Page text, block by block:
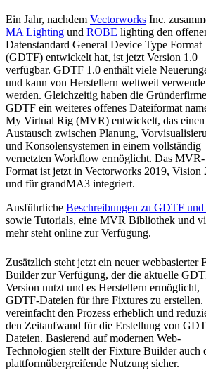
Ein Jahr, nachdem Vectorworks Inc.
MA Lighting und ROBE lighting den
Datenstandard General Device Type Format
(GDTF) entwickelt hat, ist jetzt Version 1.0
verfügbar. GDTF 1.0 enthält viele
und kann von Herstellern weltweit
werden. Gleichzeitig haben die
GDTF ein weiteres offenes Dateiformat
My Virtual Rig (MVR) entwickelt, das einen
Austausch zwischen Planung,
und Konsolensystemen in einem vollständig
vernetzten Workflow ermöglicht. Das MVR-
Format ist jetzt in Vectorworks 2019, Vision
und für grandMA3 integriert.
Ausführliche Beschreibungen zu GDTF
sowie Tutorials, eine MVR Bibliothek und
mehr steht online zur Verfügung.
Zusätzlich steht jetzt ein neuer webbasierter
Builder zur Verfügung, der die aktuelle
Version nutzt und es Herstellern ermöglicht,
GDTF-Dateien für ihre Fixtures zu erstellen.
vereinfacht den Prozess erheblich und
den Zeitaufwand für die Erstellung von
Dateien. Basierend auf modernen Web-
Technologien stellt der Fixture Builder auch
plattformübergreifende Nutzung sicher.